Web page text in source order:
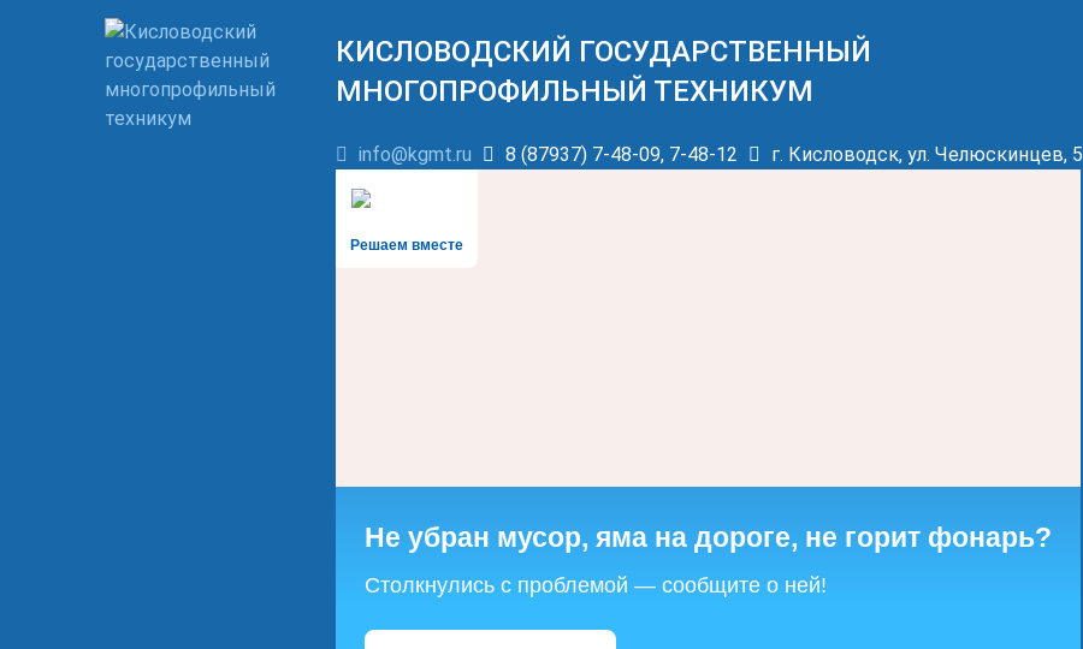
КИСЛОВОДСКИЙ ГОСУДАРСТВЕННЫЙ
МНОГОПРОФИЛЬНЫЙ ТЕХНИКУМ
info@kgmt.ru 8 (87937) 7-48-09, 7-48-12 г. Кисловодск, ул. Челюскинцев, 5
Решаем вместе
Не убран мусор, яма на дороге, не горит фонарь?
Столкнулись с проблемой — сообщите о ней!